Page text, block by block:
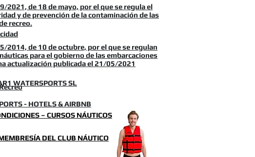
2014, de 10 de octubre, por el que se regulan
para el gobierno de las embarcaciones
actualización publicada el 21/05/2021
2021, de 18 de mayo, por el que se regula el
y de prevención de la contaminación de las
recreo.
WATERSPORTS SL
- HOTELS & AIRBNB
– CURSOS NÁUTICOS
DEL CLUB NÁUTICO